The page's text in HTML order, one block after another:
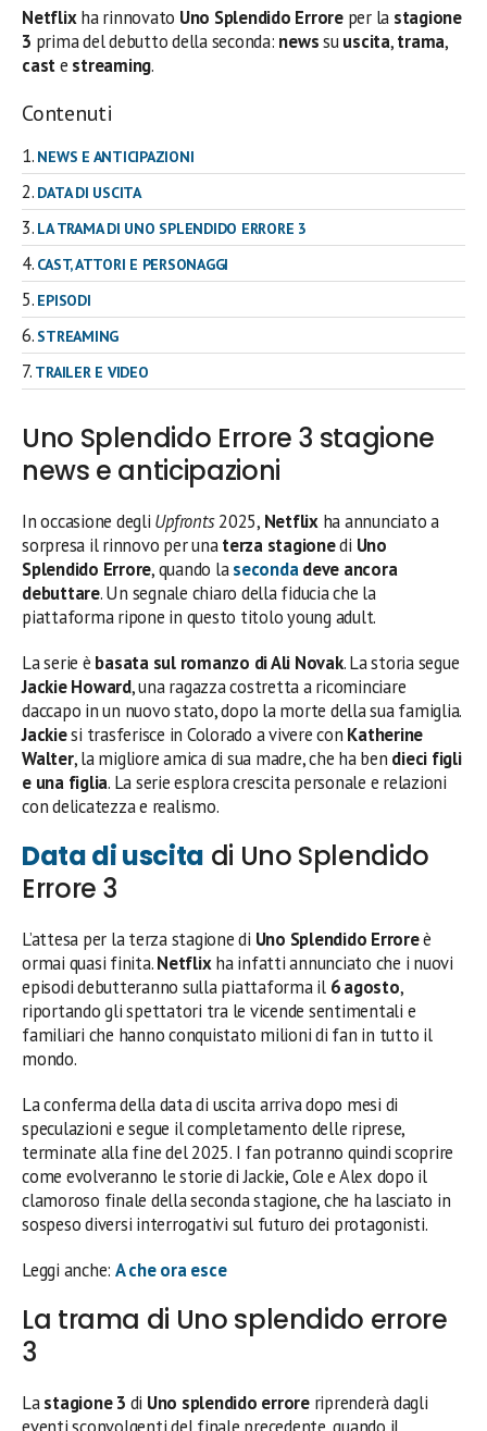
Netflixha rinnovato Uno Splendido Erroreper la stagione
3 prima del debutto della seconda: newssuuscita,trama,
caste streaming.
Contenuti
NEWS E ANTICIPAZIONI
DATA DI USCITA
LA TRAMA DI UNO SPLENDIDO ERRORE 3
CAST, ATTORI E PERSONAGGI
EPISODI
STREAMING
TRAILER E VIDEO
Uno Splendido Errore 3 stagione
news e anticipazioni
In occasione degli Upfronts2025, Netflixha annunciato a
sorpresa il rinnovo per unaterza stagionedi Uno
Splendido Errore, quando lasecondadeve ancora
debuttare. Un segnale chiaro della fiducia che la
piattaforma ripone in questo titolo young adult.
La serie è basata sul romanzo di Ali Novak. La storia segue
Jackie Howard, una ragazza costretta a ricominciare
daccapo in un nuovo stato, dopo la morte della sua famiglia.
Jackiesi trasferisce in Colorado a vivere con Katherine
Walter, la migliore amica di sua madre, che ha ben dieci figli
e una figlia. La serie esplora crescita personale e relazioni
con delicatezza e realismo.
Data di uscita di Uno Splendido
Errore 3
L’attesa per la terza stagione di Uno Splendido Erroreè
ormai quasi finita.Netflixha infatti annunciato che i nuovi
episodi debutteranno sulla piattaforma il 6 agosto,
riportando gli spettatori tra le vicende sentimentali e
familiari che hanno conquistato milioni di fan in tutto il
mondo.
La conferma della data di uscita arriva dopo mesi di
speculazioni e segue il completamento delle riprese,
terminate alla fine del 2025. I fan potranno quindi scoprire
come evolveranno le storie di Jackie, Cole e Alex dopo il
clamoroso finale della seconda stagione, che ha lasciato in
sospeso diversi interrogativi sul futuro dei protagonisti.
Leggi anche: A che ora esce
La trama di Uno splendido errore
3
Lastagione 3 di Uno splendido erroreriprenderà dagli
eventi sconvolgenti del finale precedente, quando il